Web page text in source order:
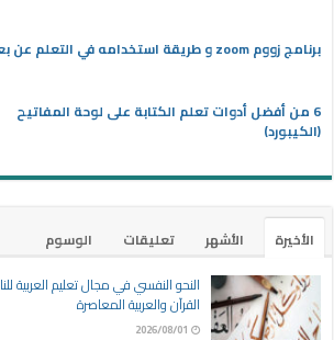
برنامج زووم zoom و طريقة استخدامه في التعلم عن بعد
6 من أفضل أدوات تعلم الكتابة على لوحة المفاتيح
(الكيبورد)
الأخيرة الأشهر تعليقات
الوسوم
النحو النفسي في مجال تعليم العربية
القرآن والعربية المعاصرة
2026/08/01